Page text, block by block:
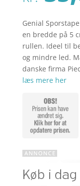
Genial
en bredde på 5
rullen. Ideel til
og mindre led.
danske firma
læs mere her